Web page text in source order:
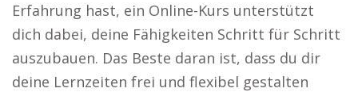
Erfahrung hast, ein Online-Kurs unterstützt
dich dabei, deine Fähigkeiten Schritt für Schritt
auszubauen. Das Beste daran ist, dass du dir
deine Lernzeiten frei und flexibel gestalten